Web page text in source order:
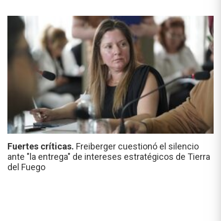
Fuertes críticas. Freiberger cuestionó el silencio
ante "la entrega" de intereses estratégicos de Tierra
del Fuego